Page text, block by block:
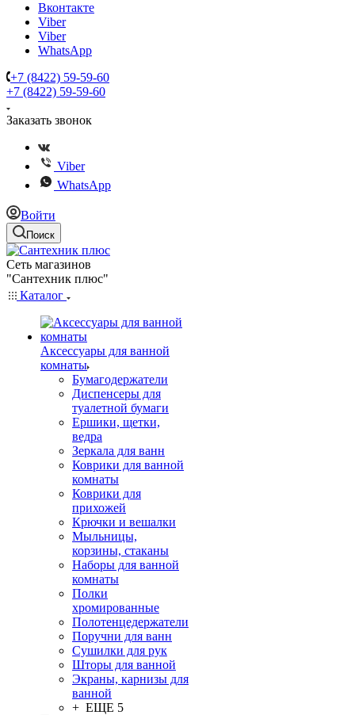
Вконтакте
Viber
Viber
WhatsApp
+7 (8422) 59-59-60
+7 (8422) 59-59-60
Заказать звонок
Viber
WhatsApp
Войти
Поиск
Сеть магазинов
"Сантехник плюс"
Каталог
Аксессуары для ванной
комнаты
Бумагодержатели
Диспенсеры для
туалетной бумаги
Ершики, щетки,
ведра
Зеркала для ванн
Коврики для ванной
комнаты
Коврики для
прихожей
Крючки и вешалки
Мыльницы,
корзины, стаканы
Наборы для ванной
комнаты
Полки
хромированные
Полотенцедержатели
Поручни для ванн
Сушилки для рук
Шторы для ванной
Экраны, карнизы для
ванной
+ ЕЩЕ 5